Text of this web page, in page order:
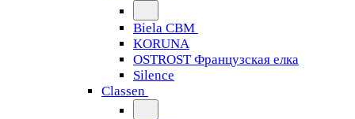
Biela CBM
KORUNA
OSTROST Французская елка
Silence
Classen